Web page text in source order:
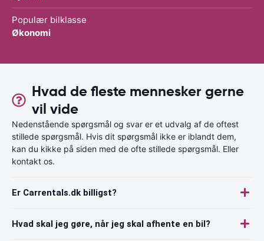
Populær bilklasse
Økonomi
Hvad de fleste mennesker gerne
vil vide
Nedenstående spørgsmål og svar er et udvalg af de oftest
stillede spørgsmål. Hvis dit spørgsmål ikke er iblandt dem,
kan du kikke på siden med de ofte stillede spørgsmål. Eller
kontakt os.
Er Carrentals.dk billigst?
Hvad skal jeg gøre, når jeg skal afhente en bil?